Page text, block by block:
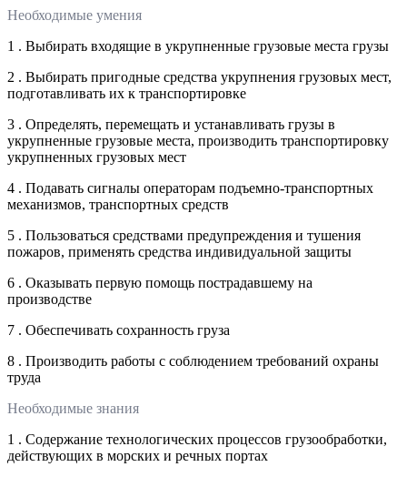
Необходимые умения
1 . Выбирать входящие в укрупненные грузовые места грузы
2 . Выбирать пригодные средства укрупнения грузовых мест,
подготавливать их к транспортировке
3 . Определять, перемещать и устанавливать грузы в
укрупненные грузовые места, производить транспортировку
укрупненных грузовых мест
4 . Подавать сигналы операторам подъемно-транспортных
механизмов, транспортных средств
5 . Пользоваться средствами предупреждения и тушения
пожаров, применять средства индивидуальной защиты
6 . Оказывать первую помощь пострадавшему на
производстве
7 . Обеспечивать сохранность груза
8 . Производить работы с соблюдением требований охраны
труда
Необходимые знания
1 . Содержание технологических процессов грузообработки,
действующих в морских и речных портах